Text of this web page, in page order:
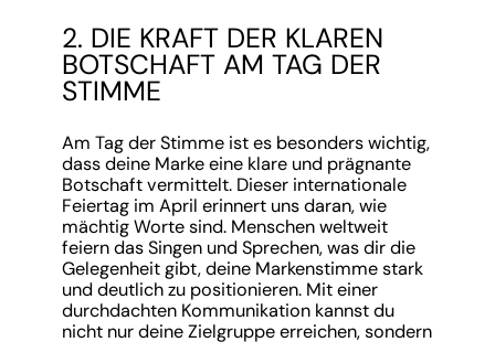
2. DIE KRAFT DER KLAREN
BOTSCHAFT AM TAG DER
STIMME
Am Tag der Stimme ist es besonders wichtig,
dass deine Marke eine klare und prägnante
Botschaft vermittelt. Dieser internationale
Feiertag im April erinnert uns daran, wie
mächtig Worte sind. Menschen weltweit
feiern das Singen und Sprechen, was dir die
Gelegenheit gibt, deine Markenstimme stark
und deutlich zu positionieren. Mit einer
durchdachten Kommunikation kannst du
nicht nur deine Zielgruppe erreichen, sondern